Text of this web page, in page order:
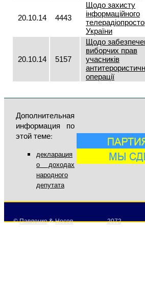
20.10.14 4443
Щодо захисту
інформаційного
України
20.10.14 5157
Щодо
виборчих прав
учасників
операції
Дополнительная
информация по
этой теме:
декларация
о доходах
народного
депутата
©Павленко&Носов 2072